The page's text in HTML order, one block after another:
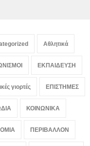
Αθλητικά
ΕΚΠΑΙΔΕΥΣΗ
γιορτές ΕΠΙΣΤΗΜΕΣ
ΚΟΙΝΩΝΙΚΑ
ΠΕΡΙΒΑΛΛΟΝ